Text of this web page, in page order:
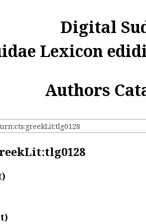
Digital
Lexicon
Authors